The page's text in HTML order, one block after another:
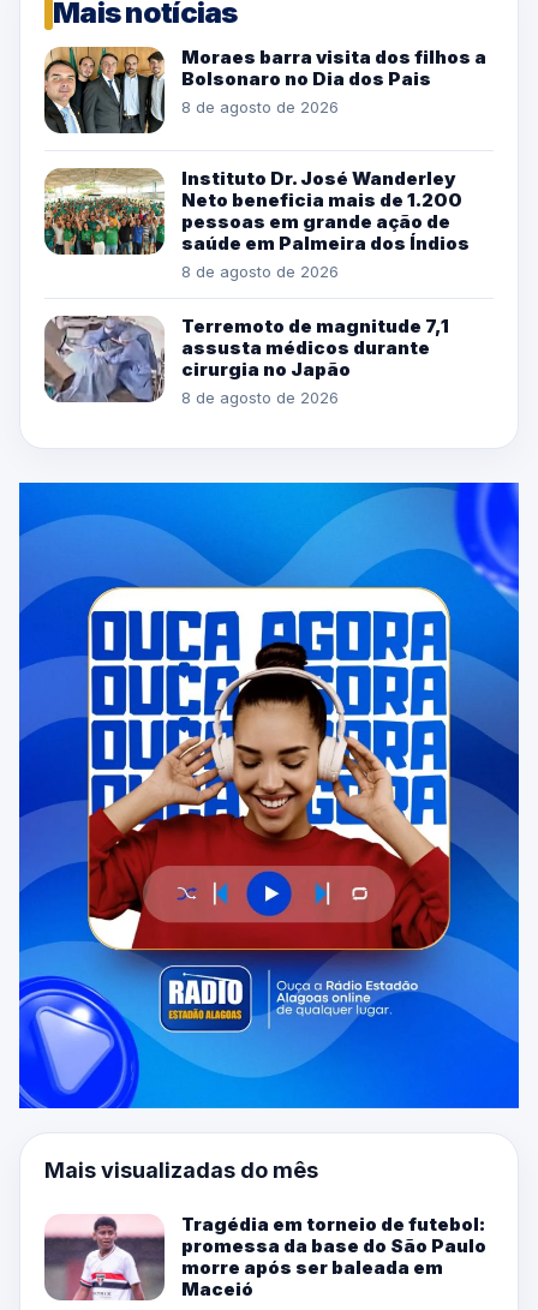
Mais notícias
Moraes barra visita dos filhos a
Bolsonaro no Dia dos Pais
8 de agosto de 2026
Instituto Dr. José Wanderley
Neto beneficia mais de 1.200
pessoas em grande ação de
saúde em Palmeira dos Índios
8 de agosto de 2026
Terremoto de magnitude 7,1
assusta médicos durante
cirurgia no Japão
8 de agosto de 2026
Mais visualizadas do mês
Tragédia em torneio de futebol:
promessa da base do São Paulo
morre após ser baleada em
Maceió